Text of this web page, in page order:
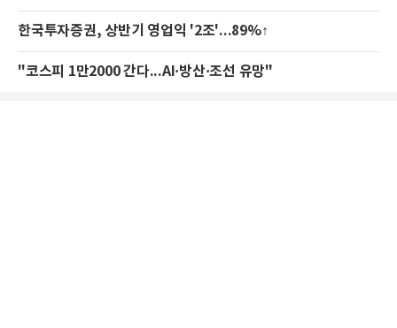
한국투자증권, 상반기 영업익 '2조'...89%↑
"코스피 1만2000 간다...AI·방산·조선 유망"